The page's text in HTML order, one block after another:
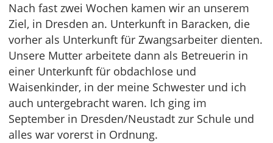
Nach fast zwei Wochen kamen wir an unserem
Ziel, in Dresden an. Unterkunft in Baracken, die
vorher als Unterkunft für Zwangsarbeiter dienten.
Unsere Mutter arbeitete dann als Betreuerin in
einer Unterkunft für obdachlose und
Waisenkinder, in der meine Schwester und ich
auch untergebracht waren. Ich ging im
September in Dresden/Neustadt zur Schule und
alles war vorerst in Ordnung.